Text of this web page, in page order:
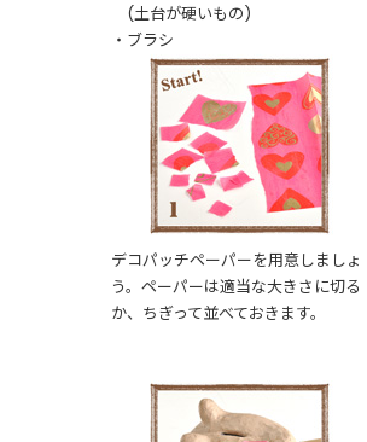
(土台が硬いもの)
・ブラシ
デコパッチペーパーを用意しましょ
う。ペーパーは適当な大きさに切る
か、ちぎって並べておきます。